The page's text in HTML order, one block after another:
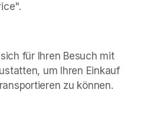
für Ihren Besuch mit
um Ihren Einkauf
zu können.